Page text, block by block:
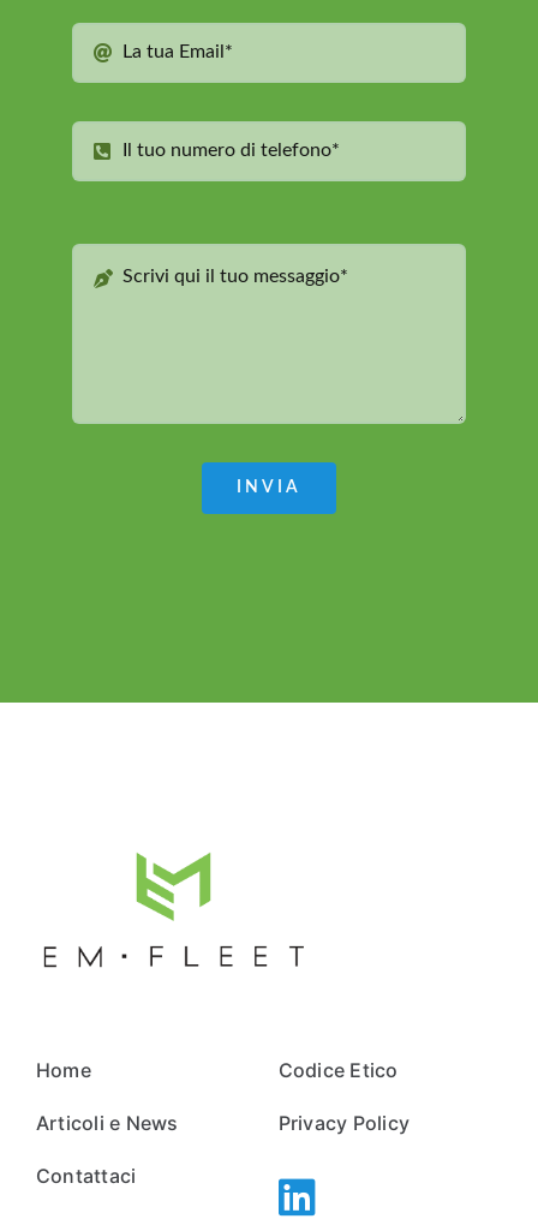
INVIA
Home
Articoli e News
Contattaci
Codice Etico
Privacy Policy